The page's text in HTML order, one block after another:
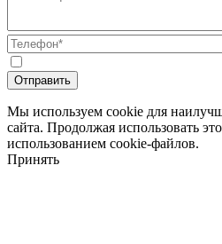
Мы используем cookie для
сайта. Продолжая использовать
использованием cookie-файлов.
Принять